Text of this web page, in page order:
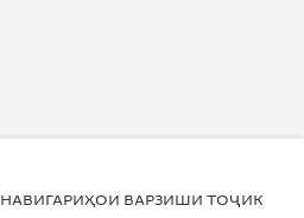
НАВИГАРИҲОИ ВАРЗИШИ